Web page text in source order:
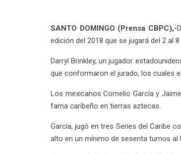
SANTO DOMINGO (Prensa CBPC),-
edición del 2018 que se jugará del 2 al
Darryl Brinkley, un jugador
que conformaron el jurado, los cuales
Los mexicanos Cornelio García y
fama caribeño en tierras aztecas.
García, jugó en tres Series del Caribe
alto en un mínimo de sesenta turnos al